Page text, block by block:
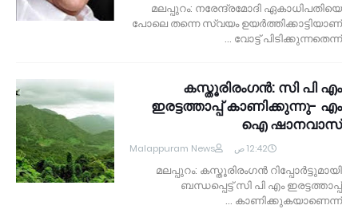
മലപ്പുറം: നരേന്ദ്രമോദി ഏകാധിപതിയെ
പോലെ തന്നെ സ്വയം ഉയര്‍ത്തിക്കാട്ടിയാണ്
വോട്ട് പിടിക്കുന്നതെന്ന് …
കസ്തൂരിരംഗന്‍: സി പി എം
ഇരട്ടത്താപ്പ് കാണിക്കുന്നു- എം
ഐ ഷാനവാസ്
Malappuram News 12:42 ص
മലപ്പുറം: കസ്തൂരിരംഗന്‍ റിപ്പോര്‍ട്ടുമായി
ബന്ധപ്പെട്ട് സി പി എം ഇരട്ടത്താപ്പ്
കാണിക്കുകയാണെന്ന് …